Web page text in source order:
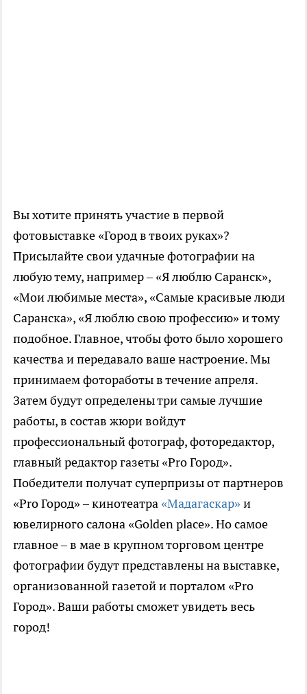
Вы хотите принять участие в первой
фотовыставке «Город в твоих руках»?
Присылайте свои удачные фотографии на
любую тему, например – «Я люблю Саранск»,
«Мои любимые места», «Самые красивые люди
Саранска», «Я люблю свою профессию» и тому
подобное. Главное, чтобы фото было хорошего
качества и передавало ваше настроение. Мы
принимаем фотоработы в течение апреля.
Затем будут определены три самые лучшие
работы, в состав жюри войдут
профессиональный фотограф, фоторедактор,
главный редактор газеты «Pro Город».
Победители получат суперпризы от партнеров
«Pro Город» – кинотеатра «Мадагаскар» и
ювелирного салона «Golden place». Но самое
главное – в мае в крупном торговом центре
фотографии будут представлены на выставке,
организованной газетой и порталом «Pro
Город». Ваши работы сможет увидеть весь
город!